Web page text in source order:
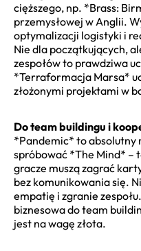
cięższego, np. *Brass:
przemysłowej w Anglii.
optymalizacji logistyki i
Nie dla początkujących,
zespołów to prawdziwa
*Terraformacja Marsa*
złożonymi projektami w
Do team buildingu i
*Pandemic* to
spróbować *The Mind* –
gracze muszą zagrać
bez komunikowania się.
empatię i zgranie
biznesowa do team
jest na wagę złota.